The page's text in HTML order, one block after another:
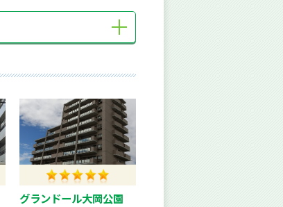
グランドール大岡公園